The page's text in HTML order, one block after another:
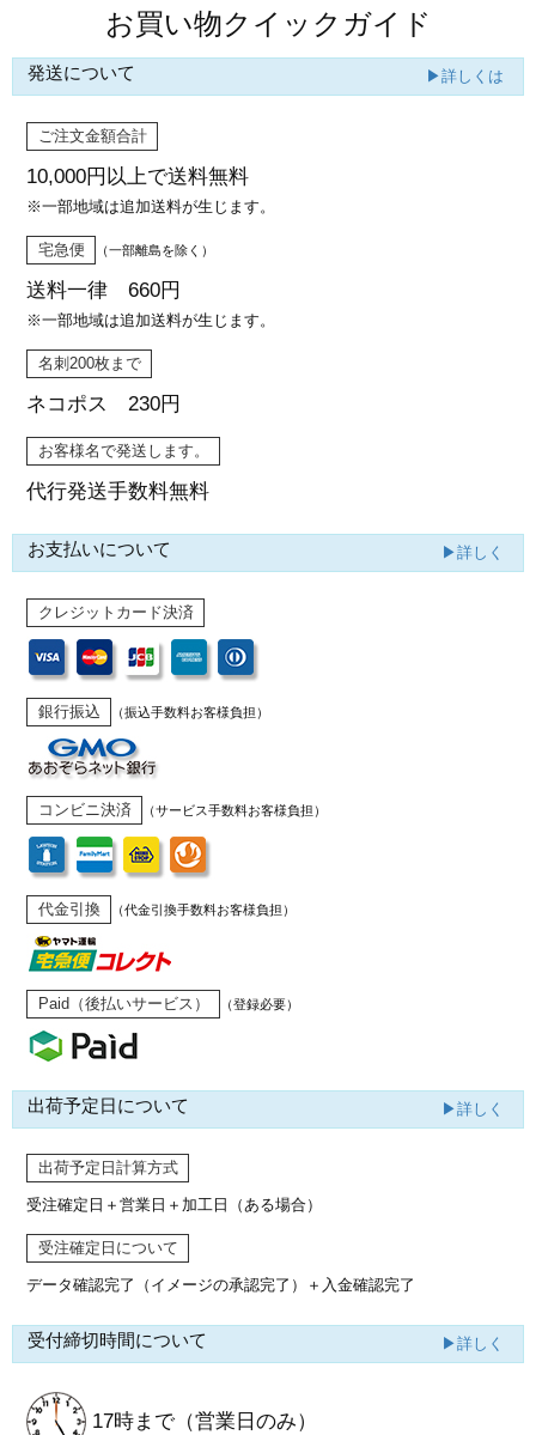
お買い物クイックガイド
発送について ▶詳しくは
ご注文金額合計
10,000円以上で送料無料
※一部地域は追加送料が生じます。
宅急便 （一部離島を除く）
送料一律 660円
※一部地域は追加送料が生じます。
名刺200枚まで
ネコポス 230円
お客様名で発送します。
代行発送手数料無料
お支払いについて ▶詳しく
クレジットカード決済
銀行振込 （振込手数料お客様負担）
コンビニ決済 （サービス手数料お客様負担）
代金引換 （代金引換手数料お客様負担）
Paid（後払いサービス） （登録必要）
出荷予定日について ▶詳しく
出荷予定日計算方式
受注確定日＋営業日＋加工日（ある場合）
受注確定日について
データ確認完了（イメージの承認完了） ＋入金確認完了
受付締切時間について ▶詳しく
17時まで （営業日のみ）